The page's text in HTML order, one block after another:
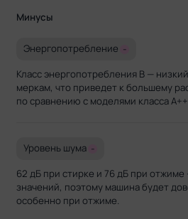
Минусы
Энергопотребление -
Класс энергопотребления B —
меркам, что приведет к большему
по сравнению с моделями класса
Уровень шума -
62 дБ при стирке и 76 дБ при
значений, поэтому машина будет
особенно при отжиме.